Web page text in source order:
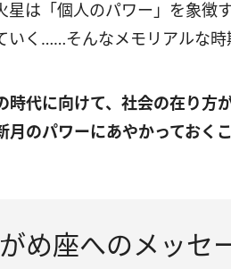
星は「個人のパワー」を象徴
いく……そんなメモリアルな
時代に向けて、社会の在り方
月のパワーにあやかっておく
め座へのメッセ